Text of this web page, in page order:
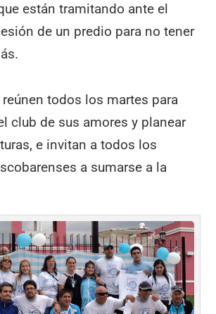
están tramitando ante el
de un predio para no tener
todos los martes para
club de sus amores y planear
e invitan a todos los
a sumarse a la